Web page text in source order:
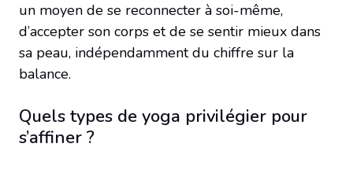
un moyen de se reconnecter à soi-même,
d’accepter son corps et de se sentir mieux dans
sa peau, indépendamment du chiffre sur la
balance.
Quels types de yoga privilégier pour
s’affiner ?